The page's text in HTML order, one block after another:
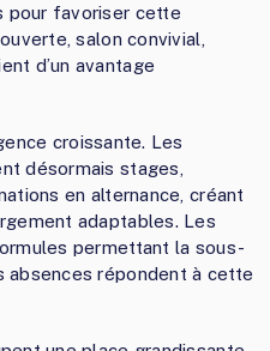
pour favoriser cette
salon convivial,
d’un avantage
croissante. Les
désormais stages,
en alternance, créant
adaptables. Les
permettant la sous-
absences répondent à cette